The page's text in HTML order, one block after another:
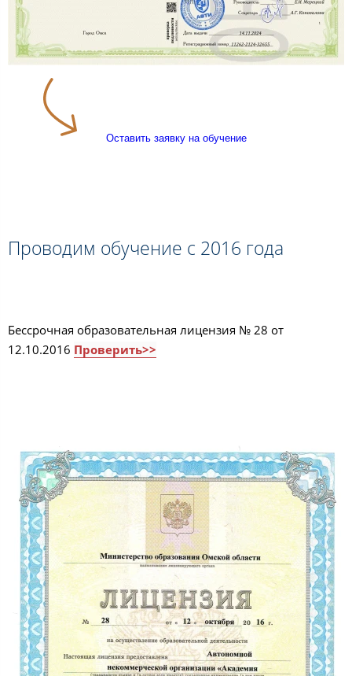
Оставить заявку на обучение
Проводим обучение с 2016 года
Бессрочная образовательная лицензия № 28 от
12.10.2016 Проверить>>